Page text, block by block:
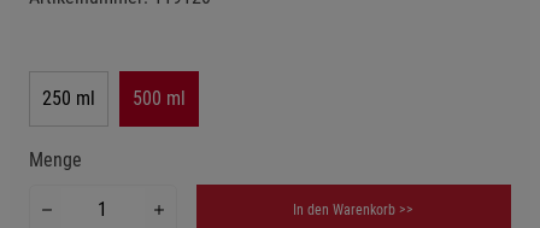
250 ml 500 ml
Menge
In den Warenkorb >>